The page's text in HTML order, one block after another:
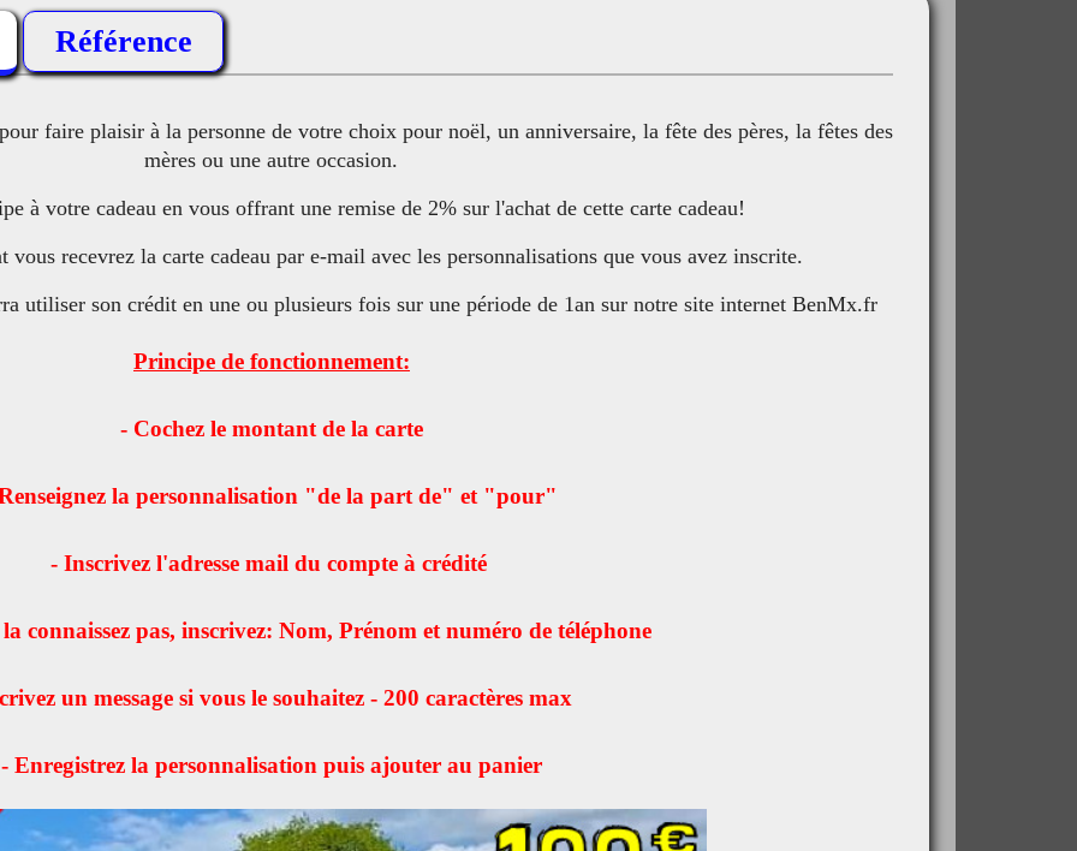
Référence
faire plaisir à la personne de votre choix pour noël, un anniversaire, la fête des pères, la fêtes des
mères ou une autre occasion.
à votre cadeau en vous offrant une remise de 2% sur l'achat de cette carte cadeau!
vous recevrez la carte cadeau par e-mail avec les personnalisations que vous avez inscrite.
utiliser son crédit en une ou plusieurs fois sur une période de 1an sur notre site internet BenMx.fr
Principe de fonctionnement:
- Cochez le montant de la carte
la personnalisation "de la part de" et "pour"
- Inscrivez l'adresse mail du compte à crédité
connaissez pas, inscrivez: Nom, Prénom et numéro de téléphone
un message si vous le souhaitez - 200 caractères max
- Enregistrez la personnalisation puis ajouter au panier